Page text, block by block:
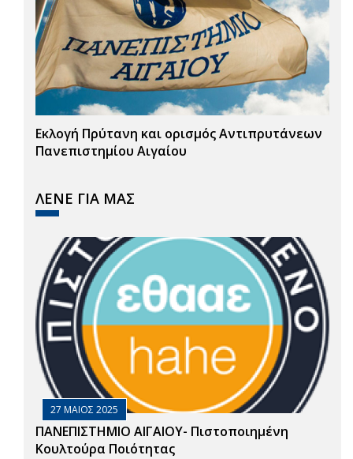
Εκλογή Πρύτανη και ορισμός Αντιπρυτάνεων
Πανεπιστημίου Αιγαίου
ΛΕΝΕ ΓΙΑ ΜΑΣ
27 ΜΑΙΟΣ 2025
ΠΑΝΕΠΙΣΤΗΜΙΟ ΑΙΓΑΙΟΥ- Πιστοποιημένη
Κουλτούρα Ποιότητας